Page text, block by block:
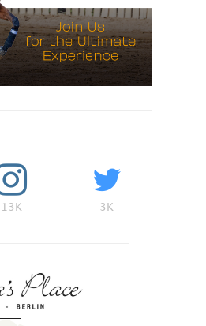
13K 3K